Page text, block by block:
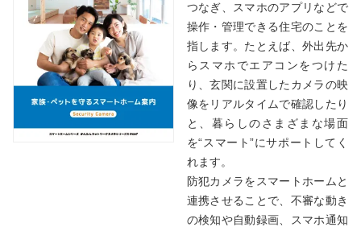
つなぎ、スマホのアプリなどで
操作・管理できる住宅のことを
指します。たとえば、外出先か
らスマホでエアコンをつけた
り、玄関に設置したカメラの映
像をリアルタイムで確認したり
と、暮らしのさまざまな場面
を“スマート”にサポートしてく
れます。
防犯カメラをスマートホームと
連携させることで、不審な動き
の検知や自動録画、スマホ通知